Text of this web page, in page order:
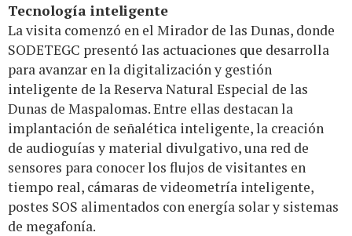
Tecnología inteligente
La visita comenzó en el Mirador de las Dunas, donde
SODETEGC presentó las actuaciones que desarrolla
para avanzar en la digitalización y gestión
inteligente de la Reserva Natural Especial de las
Dunas de Maspalomas. Entre ellas destacan la
implantación de señalética inteligente, la creación
de audioguías y material divulgativo, una red de
sensores para conocer los flujos de visitantes en
tiempo real, cámaras de videometría inteligente,
postes SOS alimentados con energía solar y sistemas
de megafonía.